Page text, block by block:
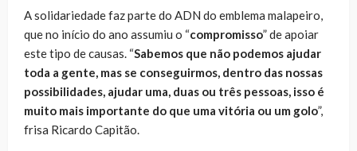
áudio
A solidariedade faz parte do ADN do emblema malapeiro,
que no início do ano assumiu o “compromisso” de apoiar
este tipo de causas. “Sabemos que não podemos ajudar
toda a gente, mas se conseguirmos, dentro das nossas
possibilidades, ajudar uma, duas ou três pessoas, isso é
muito mais importante do que uma vitória ou um golo”,
frisa Ricardo Capitão.